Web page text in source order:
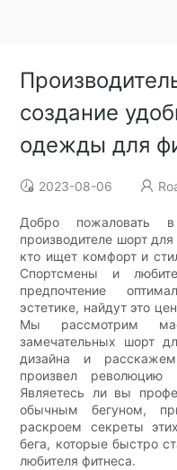
создание
одежды для
2023-08-06
Добро
производителе шорт
кто ищет комфорт и
Спортсмены и
предпочтение
эстетике, найдут это
Мы рассмотрим
замечательных шорт
дизайна и
произвел
Являетесь ли вы
обычным бегуном,
раскроем секреты
бега, которые быстро
любителя фитнеса.